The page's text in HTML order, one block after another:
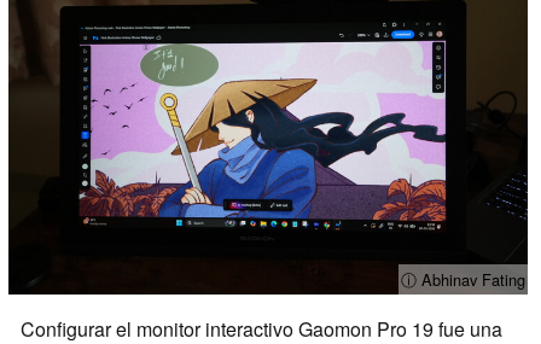
ⓘ Abhinav Fating
Configurar el monitor interactivo Gaomon Pro 19 fue una